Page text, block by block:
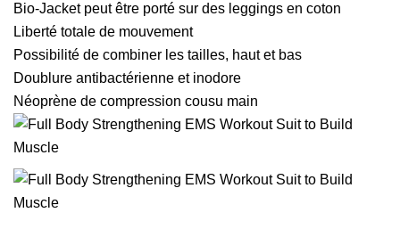
Bio-Jacket peut être porté sur des leggings en coton
Liberté totale de mouvement
Possibilité de combiner les tailles, haut et bas
Doublure antibactérienne et inodore
Néoprène de compression cousu main